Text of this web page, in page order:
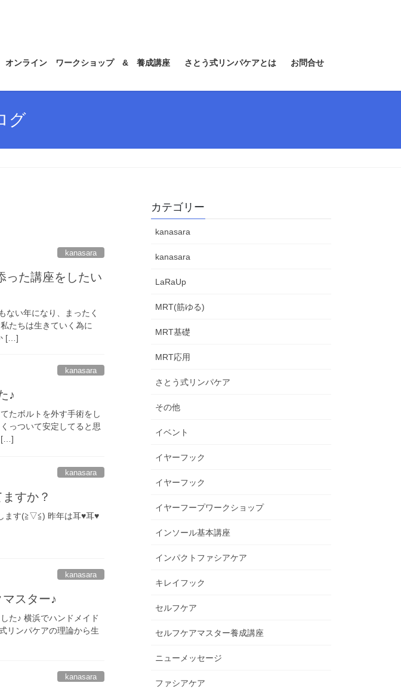
オンライン ワークショップ & 養成講座 さとう式リンパケアとは お問合せ
グ
kanasara
った講座をしたい
ない年になり、まったく
たちは生きていく為に
[…]
kanasara
♪
たボルトを外す手術をし
っついて安定してると思
[…]
kanasara
すか？
ます(≧▽≦) 昨年は耳♥️耳♥️
kanasara
スター♪
た♪ 横浜でハンドメイド
リンパケアの理論から生
kanasara
カテゴリー
kanasara
kanasara
LaRaUp
MRT(筋ゆる)
MRT基礎
MRT応用
さとう式リンパケア
その他
イベント
イヤーフック
イヤーフック
イヤーフープワークショップ
インソール基本講座
インパクトファシアケア
キレイフック
セルフケア
セルフケアマスター養成講座
ニューメッセージ
ファシアケア